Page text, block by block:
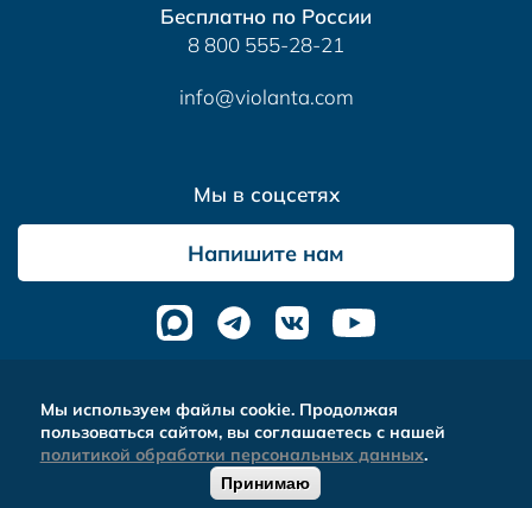
Бесплатно по России
8 800 555-28-21
info@violanta.com
Мы в соцсетях
Напишите нам
Мы используем файлы cookie. Продолжая
пользоваться сайтом, вы соглашаетесь с нашей
политикой обработки персональных данных.
Принимаю